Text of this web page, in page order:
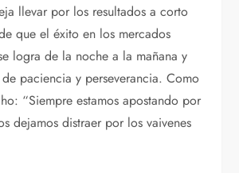
llevar por los resultados a corto
que el éxito en los mercados
logra de la noche a la mañana y
paciencia y perseverancia. Como
“Siempre estamos apostando por
dejamos distraer por los vaivenes